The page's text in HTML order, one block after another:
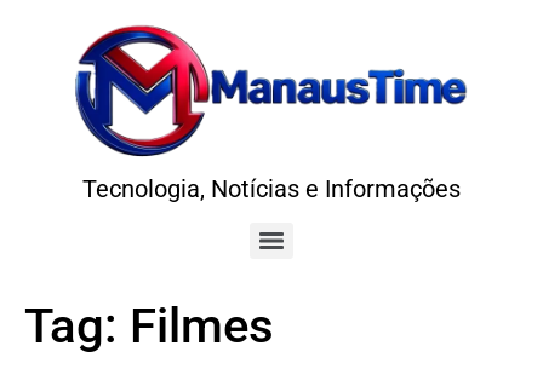
Tecnologia, Notícias e Informações
Tag: Filmes